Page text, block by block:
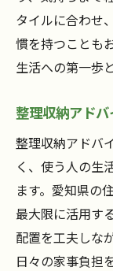
整理収
おうち
おうち
暮ら
おう
解説
おうち
ント
おうち
タイルに合わせ
慣を持つことも
生活への第一歩
整理収納アド
整理収納アドバ
く、使う人の生
ます。愛知県の
最大限に活用す
配置を工夫しな
日々の家事負担